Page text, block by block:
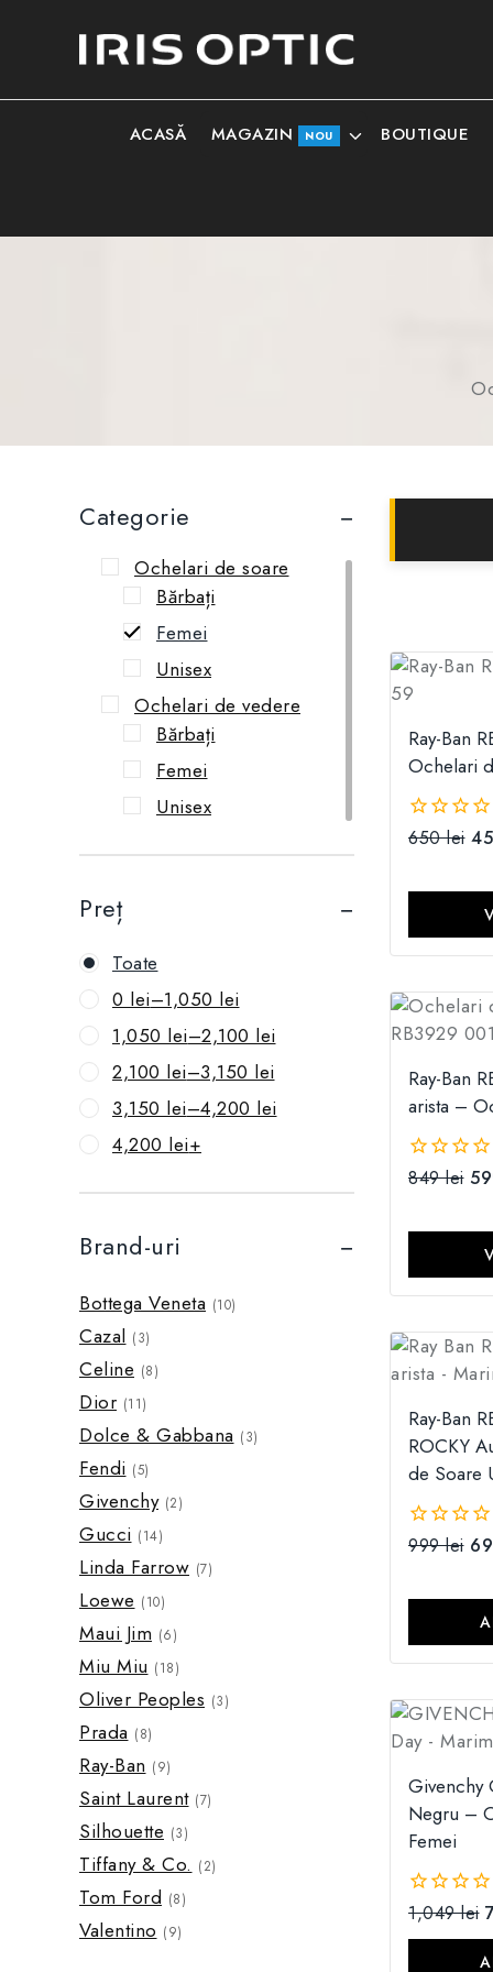
ACASĂ MAGAZIN NOU BOUTIQUE
Ray-Ban
Ochelari
0
650lei
Ray-Ban
arista –
0
849lei
Ray-Ban
ROCKY
de Soare
0
999lei
Givenchy
Negru –
Femei
0
1,049lei
Categorie
Ochelari de soare
Bărbați
Femei
Unisex
Ochelari de vedere
Bărbați
Femei
Unisex
Preț
Toate
0 lei–1,050 lei
1,050 lei–2,100 lei
2,100 lei–3,150 lei
3,150 lei–4,200 lei
4,200 lei+
Brand-uri
Bottega Veneta (10)
Cazal (3)
Celine (8)
Dior (11)
Dolce & Gabbana (3)
Fendi (5)
Givenchy (2)
Gucci (14)
Linda Farrow (7)
Loewe (10)
Maui Jim (6)
Miu Miu (18)
Oliver Peoples (3)
Prada (8)
Ray-Ban (9)
Saint Laurent (7)
Silhouette (3)
Tiffany & Co. (2)
Tom Ford (8)
Valentino (9)